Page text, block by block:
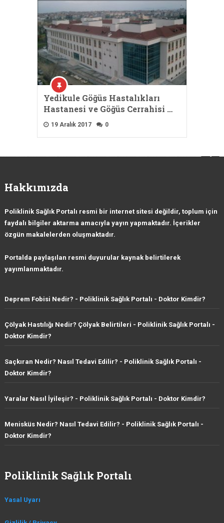
Yedikule Göğüs Hastalıkları
Hastanesi ve Göğüs Cerrahisi …
19 Aralık 2017 0
Hakkımızda
Poliklinik Sağlık Portalı resmi bir internet sitesi değildir, toplum için
faydalı bilgiler aktarma amacıyla yayın yapmaktadır. İçerikler
özgün makalelerden oluşmaktadır.
Portalda paylaşılan resmi duyurular kaynak belirtilerek
yayımlanmaktadır.
Deprem Fobisi Nedir? - Poliklinik Sağlık Portalı - Doktor Kimdir?
Çölyak Hastılığı Nedir? Çölyak Belirtileri - Poliklinik Sağlık Portalı -
Doktor Kimdir?
Saçkıran Nedir? Nasıl Tedavi Edilir? - Poliklinik Sağlık Portalı -
Doktor Kimdir?
Yaralar Nasıl İyileşir? - Poliklinik Sağlık Portalı - Doktor Kimdir?
Menisküs Nedir? Nasıl Tedavi Edilir? - Poliklinik Sağlık Portalı -
Doktor Kimdir?
Poliklinik Sağlık Portalı
Yasal Uyarı